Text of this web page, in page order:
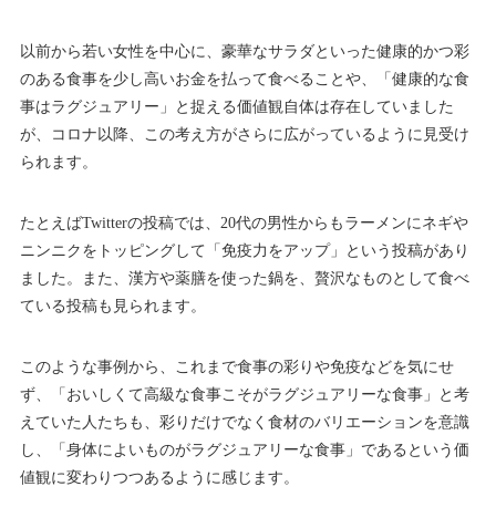
以前から若い女性を中心に、豪華なサラダといった健康的かつ彩
のある食事を少し高いお金を払って食べることや、「健康的な食
事はラグジュアリー」と捉える価値観自体は存在していました
が、コロナ以降、この考え方がさらに広がっているように見受け
られます。
たとえばTwitterの投稿では、20代の男性からもラーメンにネギや
ニンニクをトッピングして「免疫力をアップ」という投稿があり
ました。また、 漢方や薬膳を使った鍋を、贅沢なものとして食べ
ている投稿も見られます。
このような事例から、これまで食事の彩りや免疫などを気にせ
ず、「おいしくて高級な食事こそがラグジュアリーな食事」と考
えていた人たちも、彩りだけでなく食材のバリエーションを意識
し、「身体によいものがラグジュアリーな食事」であるという価
値観に変わりつつあるように感じます。